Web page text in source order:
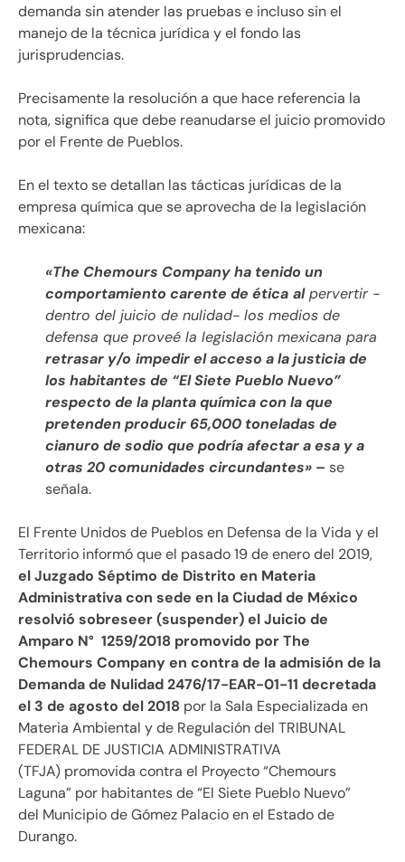
demanda sin atender las pruebas e incluso sin el
manejo de la técnica jurídica y el fondo las
jurisprudencias.
Precisamente la resolución a que hace referencia la
nota, significa que debe reanudarse el juicio promovido
por el Frente de Pueblos.
En el texto se detallan las tácticas jurídicas de la
empresa química que se aprovecha de la legislación
mexicana:
«The Chemours Company ha tenido un
comportamiento carente de ética alpervertir -
dentro del juicio de nulidad- los medios de
defensa que proveé la legislación mexicana para
retrasar y/o impedir el acceso a la justicia de
los habitantes de “El Siete Pueblo Nuevo”
respecto de la planta química con la que
pretenden producir 65,000 toneladas de
cianuro de sodio que podría afectar a esa y a
otras 20 comunidades circundantes» – se
señala.
El Frente Unidos de Pueblos en Defensa de la Vida y el
Territorio informó que el pasado 19 de enero del 2019,
el Juzgado Séptimo de Distrito en Materia
Administrativa con sede en la Ciudad de México
resolvió sobreseer (suspender) el Juicio de
Amparo N° 1259/2018 promovido por The
Chemours Companyen contra de la admisión de la
Demanda de Nulidad 2476/17-EAR-01-11 decretada
el 3 de agosto del 2018 por la Sala Especializada en
Materia Ambiental y de Regulación del TRIBUNAL
FEDERAL DE JUSTICIA ADMINISTRATIVA
(TFJA) promovida contra el Proyecto “Chemours
Laguna” por habitantes de “El Siete Pueblo Nuevo”
del Municipio de Gómez Palacio en el Estado de
Durango.